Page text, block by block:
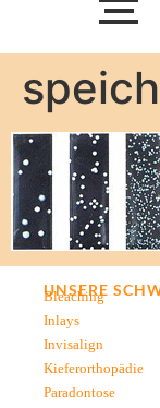
UNSERE
Bleaching
Inlays
Invisalign
Kieferorthopädie
Paradontose